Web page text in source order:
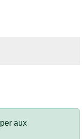
aux